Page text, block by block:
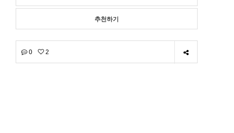
추천하기
0 2